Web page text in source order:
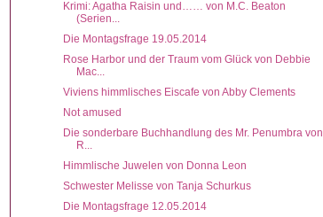
Krimi: Agatha Raisin und…… von M.C. Beaton
(Serien...
Die Montagsfrage 19.05.2014
Rose Harbor und der Traum vom Glück von Debbie
Mac...
Viviens himmlisches Eiscafe von Abby Clements
Not amused
Die sonderbare Buchhandlung des Mr. Penumbra von
R...
Himmlische Juwelen von Donna Leon
Schwester Melisse von Tanja Schurkus
Die Montagsfrage 12.05.2014